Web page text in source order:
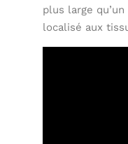
plus large
localisé aux